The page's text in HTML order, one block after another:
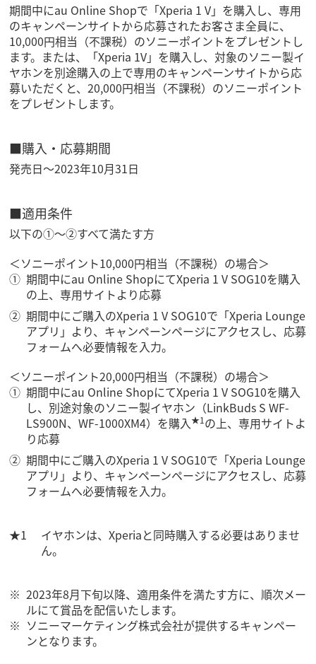
期間中にau Online Shopで「Xperia 1 V」を購入し、専用
のキャンペーンサイトから応募されたお客さま全員に、
10,000円相当（不課税）のソニーポイントをプレゼントし
ます。または、「Xperia 1V」を購入し、対象のソニー製イ
ヤホンを別途購入の上で専用のキャンペーンサイトから応
募いただくと、20,000円相当（不課税）のソニーポイント
をプレゼントします。
■購入・応募期間
発売日～2023年10月31日
■適用条件
以下の①～②すべて満たす方
＜ソニーポイント10,000円相当（不課税）の場合＞
期間中にau Online ShopにてXperia 1 V SOG10を購入
の上、専用サイトより応募
期間中にご購入のXperia 1 V SOG10で「Xperia Lounge
アプリ」より、キャンペーンページにアクセスし、応募
フォームへ必要情報を入力。
＜ソニーポイント20,000円相当（不課税）の場合＞
期間中にau Online ShopにてXperia 1 V SOG10を購入
し、別途対象のソニー製イヤホン（LinkBuds S WF-
LS900N、WF-1000XM4）を購入★1 の上、専用サイトよ
り応募
期間中にご購入のXperia 1 V SOG10で「Xperia Lounge
アプリ」より、キャンペーンページにアクセスし、応募
フォームへ必要情報を入力。
イヤホンは、Xperiaと同時購入する必要はありませ
ん。
2023年8月下旬以降、適用条件を満たす方に、順次メー
ルにて賞品を配信いたします。
ソニーマーケティング株式会社が提供するキャンペー
ンとなります。